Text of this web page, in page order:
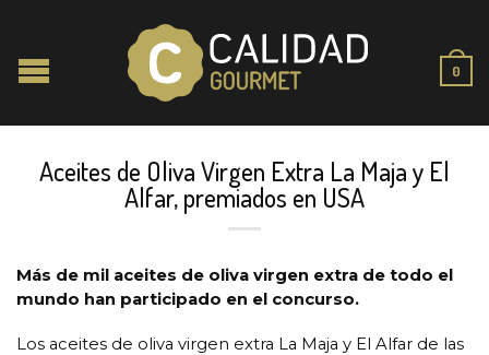
0
Aceites de Oliva Virgen Extra La Maja y El
Alfar, premiados en USA
Más de mil aceites de oliva virgen extra de todo el
mundo han participado en el concurso.
Los aceites de oliva virgen extra La Maja y El Alfar de las